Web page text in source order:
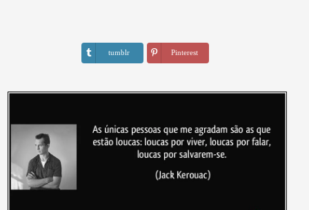
tumblr Pinterest